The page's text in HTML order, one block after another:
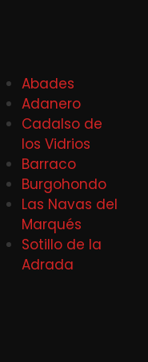
Abades
Adanero
Cadalso de
los Vidrios
Barraco
Burgohondo
Las Navas del
Marqués
Sotillo de la
Adrada